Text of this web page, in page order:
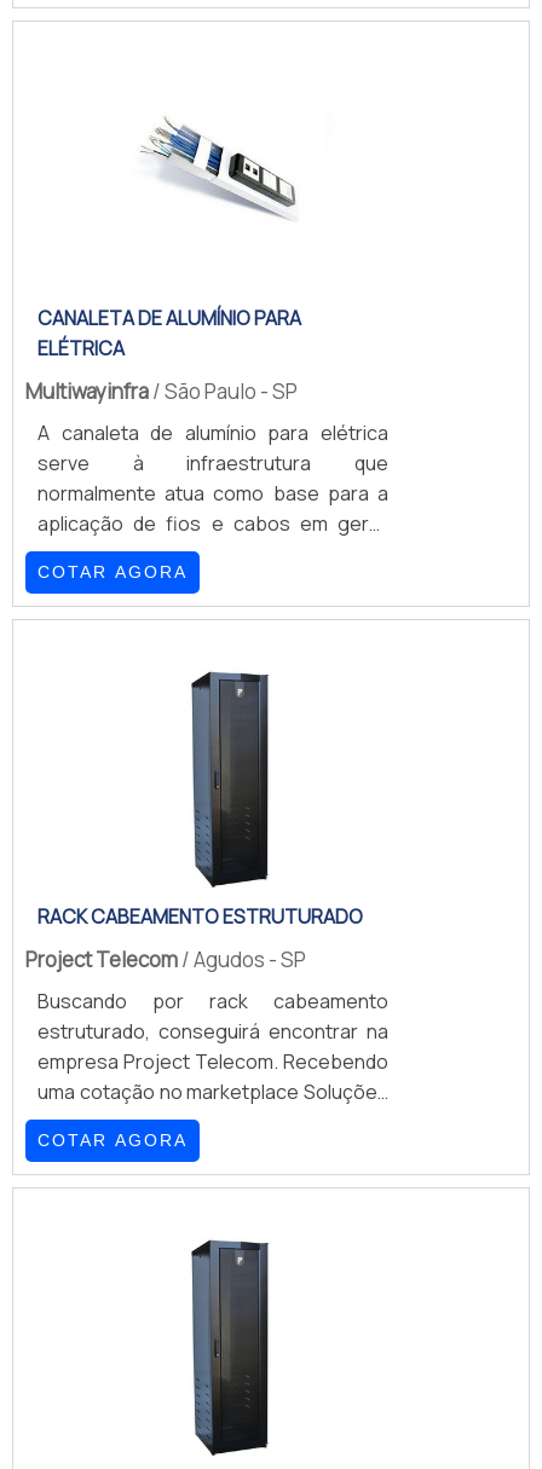
canaletas são utilizadas
que as divisões inerentes a esses
dispositivos que em muito se
assemelham às tubulações
incompletas têm como principal intuito
CANALETA DE ALUMÍNIO PARA
ELÉTRICA
Multiwayinfra/ São Paulo - SP
A canaleta de alumínio para elétrica
serve à infraestrutura que
normalmente atua como base para a
aplicação de fios e cabos em geral.
Além disso, a canaleta para elétrica que
se faz padronizada e normalmente
constituída por alumínio também pode
responsável pela criação e
comercialização de produtos ligados à
infraestrutura elétrica de informáticas
e telecomunicações.Ainda em primeiro
plano, pode-se afirmar que a divisão,
nomenclatura que também pode fazer
COTAR AGORA
RACK CABEAMENTO ESTRUTURADO
Project Telecom/ Agudos - SP
Buscando por rack cabeamento
estruturado, conseguirá encontrar na
empresa Project Telecom. Recebendo
uma cotação no marketplace Soluções
Industriais e encontrando a maior
referência no mercado em seu próprio
segmento.Quando o tema é rack para
equipe da Project Telecom poderá
contar com assertividade com um
design moderno que se adapta
facilmente aos projetos dos
clientes.MAIS DETALHES SOBRE RACK
CABEAMENTO ESTRUTURADOHá
muitas maneiras eficientes de
demonstrar competência e excelência
COTAR AGORA